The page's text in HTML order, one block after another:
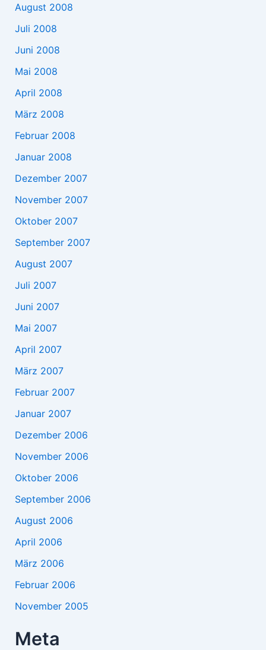
August 2008
Juli 2008
Juni 2008
Mai 2008
April 2008
März 2008
Februar 2008
Januar 2008
Dezember 2007
November 2007
Oktober 2007
September 2007
August 2007
Juli 2007
Juni 2007
Mai 2007
April 2007
März 2007
Februar 2007
Januar 2007
Dezember 2006
November 2006
Oktober 2006
September 2006
August 2006
April 2006
März 2006
Februar 2006
November 2005
Meta